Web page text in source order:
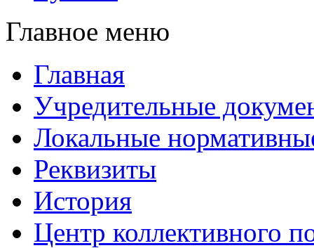
Главное меню
Главная
Учредительные
Локальные
Реквизиты
История
Центр коллективного